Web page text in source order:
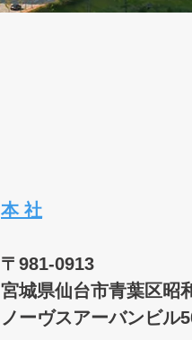
本 社
〒981-0913
宮城県仙台市青葉区昭
ノーヴスアーバンビル